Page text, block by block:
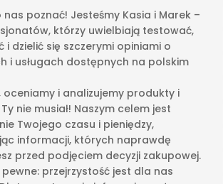
nas poznać! Jesteśmy Kasia i Marek –
którzy uwielbiają testować,
i dzielić się szczerymi opiniami o
i usługach dostępnych na polskim
oceniamy i analizujemy produkty i
Ty nie musiał! Naszym celem jest
Twojego czasu i pieniędzy,
informacji, których naprawdę
przed podjęciem decyzji zakupowej.
przejrzystość jest dla nas